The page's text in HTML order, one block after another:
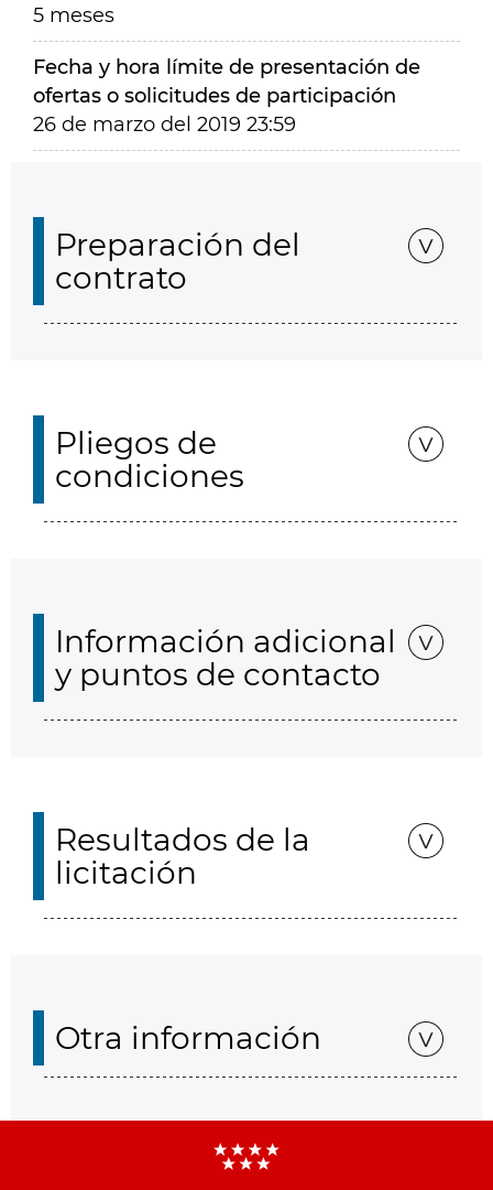
5 meses
Fecha y hora límite de presentación de
ofertas o solicitudes de participación
26 de marzo del 2019 23:59
Preparación del
contrato
Pliegos de
condiciones
Información adicional
y puntos de contacto
Resultados de la
licitación
Otra información